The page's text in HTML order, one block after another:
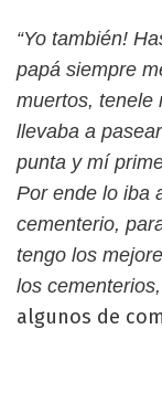
“Yo también!
papá siempre
muertos, tenele
llevaba a
punta y mí
Por ende lo iba
cementerio,
tengo los
los
algunos de